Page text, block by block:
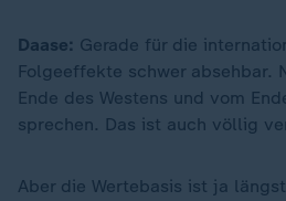
Daase: Gerade für die
Folgeeffekte schwer absehbar.
Ende des Westens und vom
sprechen. Das ist auch völlig
Aber die Wertebasis ist ja